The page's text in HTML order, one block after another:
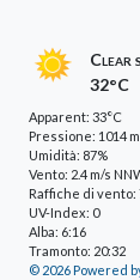
Clear
32°C
Apparent: 33°C
Pressione: 1014
Umidità: 87%
Vento: 2.4 m/s
Raffiche di vento:
UV-Index: 0
Alba: 6:16
Tramonto: 20:32
© 2026 Powered